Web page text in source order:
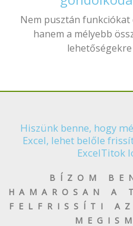
Nem pusztán
hanem a mélyebb
Hiszünk benne, hogy
Excel, lehet belőle
ExcelTitok
BÍZOM
HAMAROSAN A
FELFRISSÍTI